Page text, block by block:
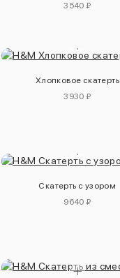
3540 ₽
Хлопковое скатерть
3930 ₽
Скатерть с узором
9640 ₽